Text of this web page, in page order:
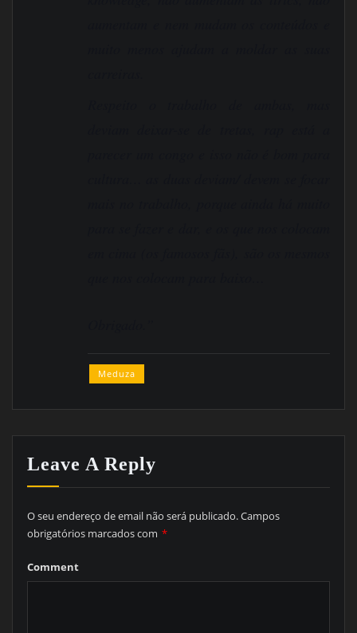
Meduza
Leave A Reply
O seu endereço de email não será publicado.Campos
obrigatórios marcados com *
Comment